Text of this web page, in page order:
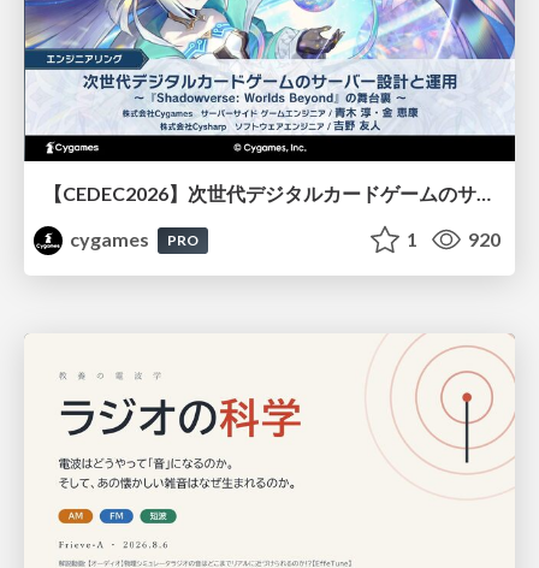
【CEDEC2026】次世代デジタルカードゲームのサーバー設計と運用 〜『Shadowverse: Worlds Beyond』の舞台裏～
cygames
PRO 1 920